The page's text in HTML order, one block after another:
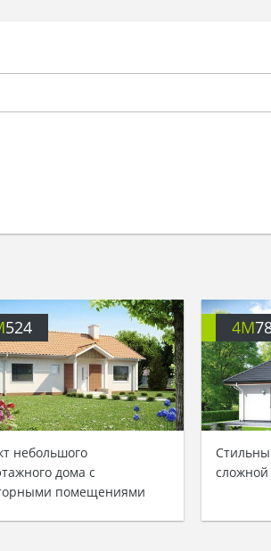
524
небольшого
дома с
помещениями
4M